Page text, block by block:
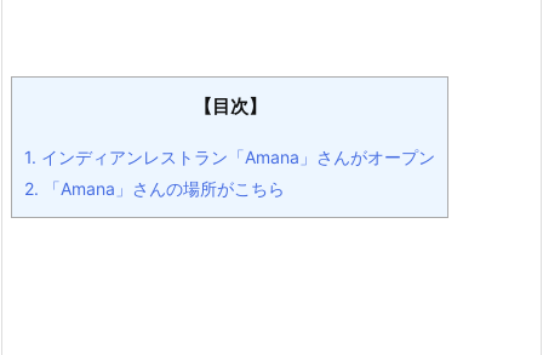
【目次】
1. インディアンレストラン「Amana」さんがオープン
2. 「Amana」さんの場所がこちら